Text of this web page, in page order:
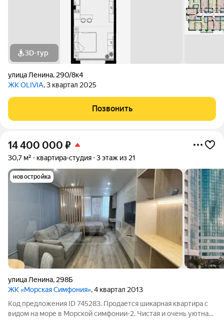
3D-тур
улица Ленина, 290/8к4
ЖК OLIVIA, 3 квартал 2025
Позвонить
14 400 000 ₽
30,7 м² квартира-студия 3 этаж из 21
новостройка
улица Ленина, 298Б
ЖК «Морская Симфония», 4 квартал 2013
Код предложения ID 745283. Продается шикарная квартира с
видом на море в Морской симфонии-2. Чистая и очень уютная